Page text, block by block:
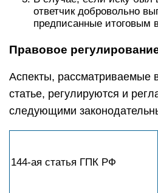
ответчик добровольно
предписанные итоговым
Правовое
Аспекты, рассматриваемые
статье, регулируются и
следующими
144-ая статья ГПК РФ